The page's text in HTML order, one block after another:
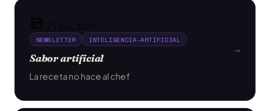
25 Jan, 2025
NEWSLETTER INTELIGENCIA-ARTIFICIAL
Sabor artificial
La receta no hace al chef
→